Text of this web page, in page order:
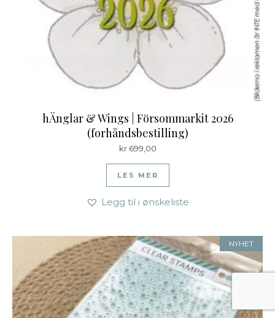
hÄnglar & Wings | Försommarkit 2026
(forhåndsbestilling)
kr699,00
LES MER
Legg til i ønskeliste
NYHET